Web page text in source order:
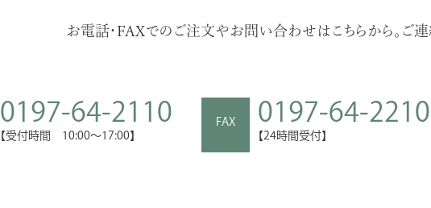
お電話・FAXでのご注文やお問い合わせはこちらから。ご連
0197-64-2110
【受付時間 10:00～17:00】
FAX 0197-64-2210
【24時間受付】